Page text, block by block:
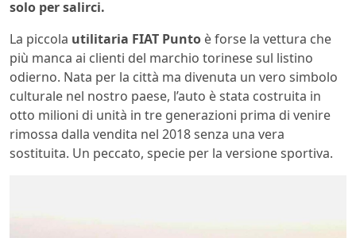
solo per salirci.
La piccola utilitaria FIAT Punto è forse la vettura che
più manca ai clienti del marchio torinese sul listino
odierno. Nata per la città ma divenuta un vero simbolo
culturale nel nostro paese, l’auto è stata costruita in
otto milioni di unità in tre generazioni prima di venire
rimossa dalla vendita nel 2018 senza una vera
sostituita. Un peccato, specie per la versione sportiva.